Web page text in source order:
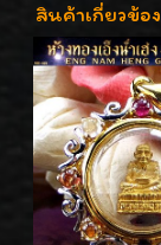
สินค้าเกี่ยวข้อง